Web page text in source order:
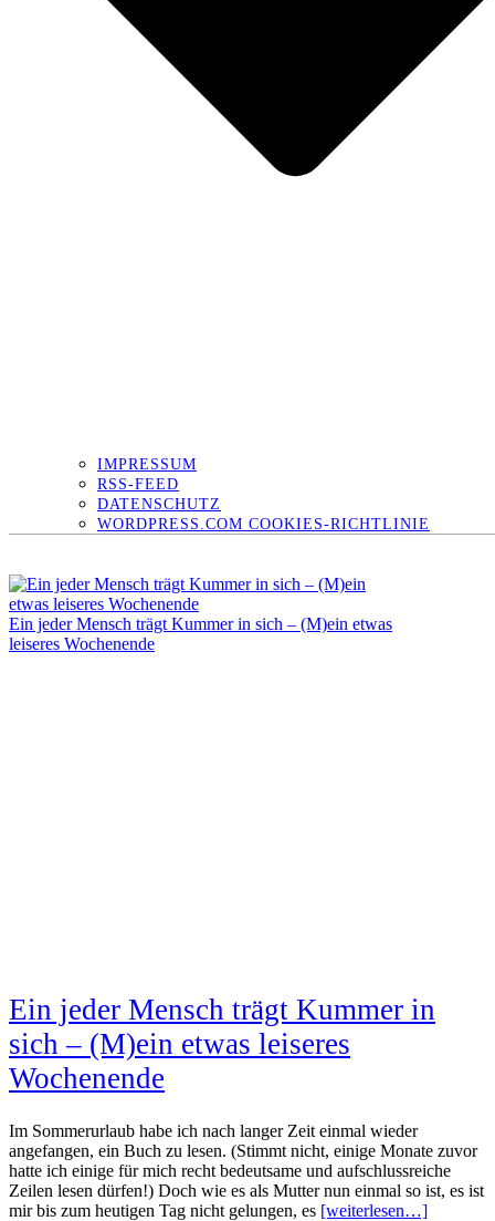
IMPRESSUM
RSS-FEED
DATENSCHUTZ
WORDPRESS.COM COOKIES-RICHTLINIE
Ein jeder Mensch trägt Kummer in sich – (M)ein etwas
leiseres Wochenende
Ein jeder Mensch trägt Kummer in
sich – (M)ein etwas leiseres
Wochenende
Im Sommerurlaub habe ich nach langer Zeit einmal wieder
angefangen, ein Buch zu lesen. (Stimmt nicht, einige Monate zuvor
hatte ich einige für mich recht bedeutsame und aufschlussreiche
Zeilen lesen dürfen!) Doch wie es als Mutter nun einmal so ist, es ist
mir bis zum heutigen Tag nicht gelungen, es [weiterlesen…]